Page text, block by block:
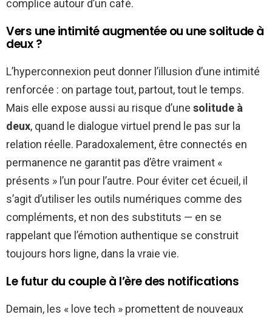
complice autour d’un café.
Vers une intimité augmentée ou une solitude à
deux ?
L’hyperconnexion peut donner l’illusion d’une intimité
renforcée : on partage tout, partout, tout le temps.
Mais elle expose aussi au risque d’une solitude à
deux, quand le dialogue virtuel prend le pas sur la
relation réelle. Paradoxalement, être connectés en
permanence ne garantit pas d’être vraiment «
présents » l’un pour l’autre. Pour éviter cet écueil, il
s’agit d’utiliser les outils numériques comme des
compléments, et non des substituts — en se
rappelant que l’émotion authentique se construit
toujours hors ligne, dans la vraie vie.
Le futur du couple à l’ère des notifications
Demain, les « love tech » promettent de nouveaux